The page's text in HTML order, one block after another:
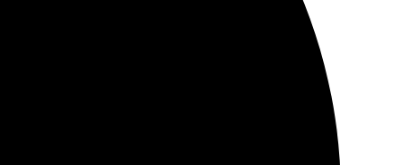
размеры и оплатил. Через несколько дней пазлы
интересная и необычная.